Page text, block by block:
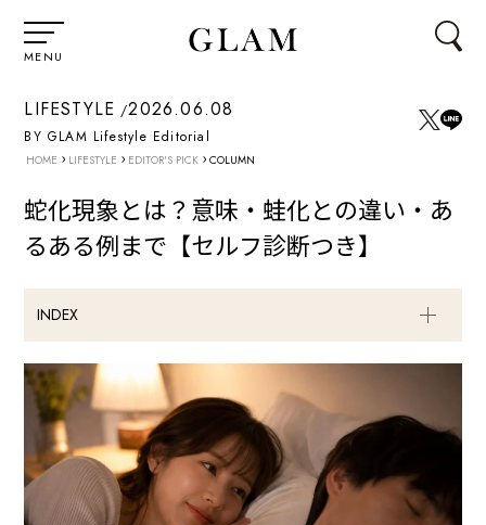
MENU
LIFESTYLE 2026.06.08
BY GLAM Lifestyle Editorial
HOME › LIFESTYLE › EDITOR'S PICK › COLUMN
蛇化現象とは？意味・蛙化との違い・あ
るある例まで【セルフ診断つき】
INDEX